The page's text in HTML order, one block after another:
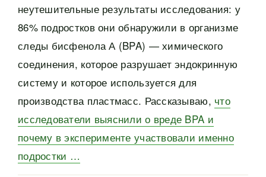
неутешительные результаты исследования: у
86% подростков они обнаружили в организме
следы бисфенола А (BPA) — химического
соединения, которое разрушает эндокринную
систему и которое используется для
производства пластмасс. Рассказываю, что
исследователи выяснили о вреде BPA и
почему в эксперименте участвовали именно
подростки …